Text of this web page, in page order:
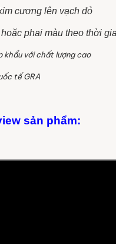
cương lên vạch đỏ
phai màu theo thời
khẩu với chất lượng cao
tế GRA
sản phẩm: